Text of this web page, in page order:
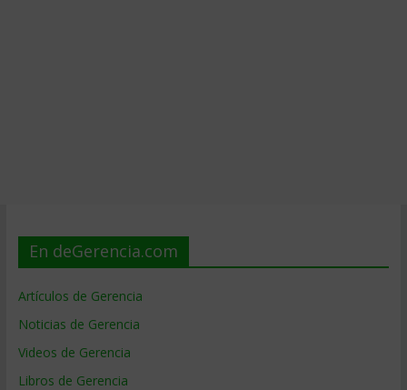
En deGerencia.com
Artículos de Gerencia
Noticias de Gerencia
Videos de Gerencia
Libros de Gerencia